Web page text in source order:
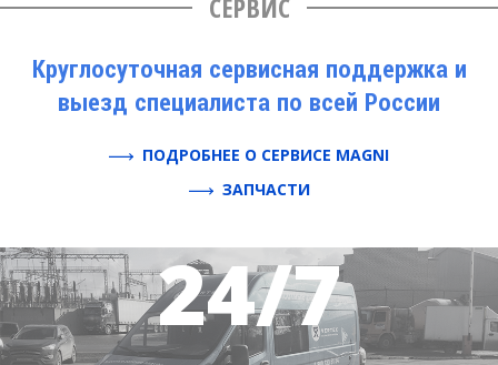
СЕРВИС
Круглосуточная сервисная поддержка и
выезд специалиста по всей России
ПОДРОБНЕЕ О СЕРВИСЕ MAGNI
ЗАПЧАСТИ